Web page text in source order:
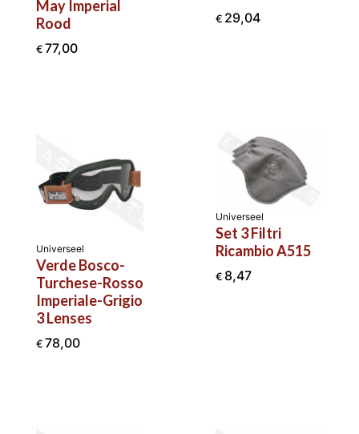
May Imperial
Rood
€ 77,00
€ 29,04
Universeel
Verde Bosco-
Turchese-Rosso
Imperiale-Grigio
3 Lenses
€ 78,00
Universeel
Set 3 Filtri
Ricambio A515
€ 8,47